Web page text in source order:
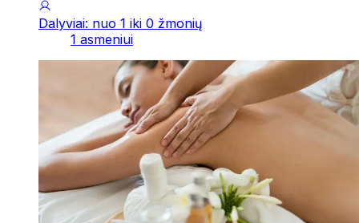
Dalyviai: nuo 1 iki 0 žmonių
1 asmeniui